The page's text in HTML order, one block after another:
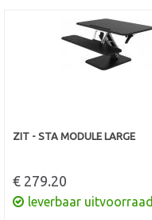
ZIT - STA MODULE LARGE
€ 279.20
leverbaar uitvoorraad